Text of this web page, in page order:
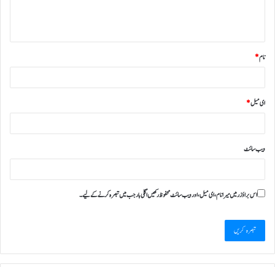
نام*
ای میل*
ویب‌ سائٹ
اس براؤزر میں میرا نام، ای میل، اور ویب سائٹ محفوظ رکھیں اگلی بار جب میں تبصرہ کرنے کےلیے۔